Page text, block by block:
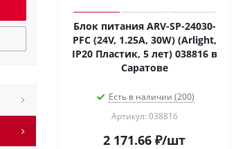
Блок питания ARV-SP-24030-
PFC (24V, 1.25A, 30W) (Arlight,
IP20 Пластик, 5 лет) 038816 в
Саратове
Есть в наличии (200)
Артикул: 038816
2 171.66 ₽/шт